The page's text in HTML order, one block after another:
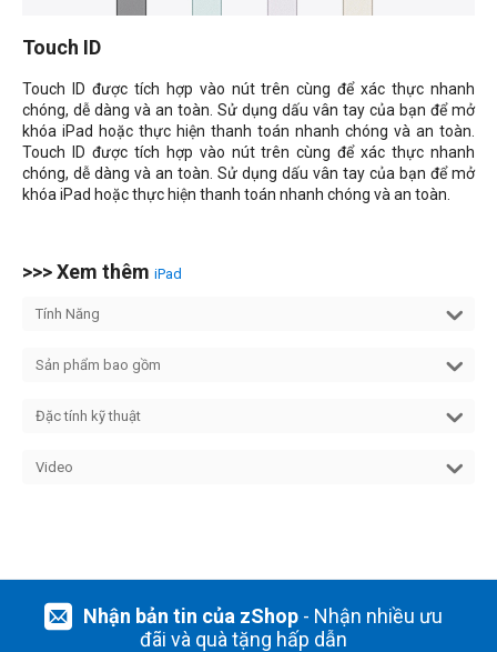
Touch ID
Touch ID được tích hợp vào nút trên cùng để xác thực nhanh
chóng, dễ dàng và an toàn. Sử dụng dấu vân tay của bạn để mở
khóa iPad hoặc thực hiện thanh toán nhanh chóng và an toàn.
Touch ID được tích hợp vào nút trên cùng để xác thực nhanh
chóng, dễ dàng và an toàn. Sử dụng dấu vân tay của bạn để mở
khóa iPad hoặc thực hiện thanh toán nhanh chóng và an toàn.
>>> Xem thêm iPad
Tính Năng
Sản phẩm bao gồm
Đặc tính kỹ thuật
Video
Nhận bản tin của zShop- Nhận nhiều ưu
đãi và quà tặng hấp dẫn